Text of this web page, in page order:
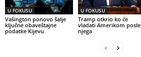
U FOKUSU
Vašington ponovo šalje
ključne obaveštajne
podatke Kijevu
U FOKUSU
Tramp otkrio ko će
vladati Amerikom posle
njega